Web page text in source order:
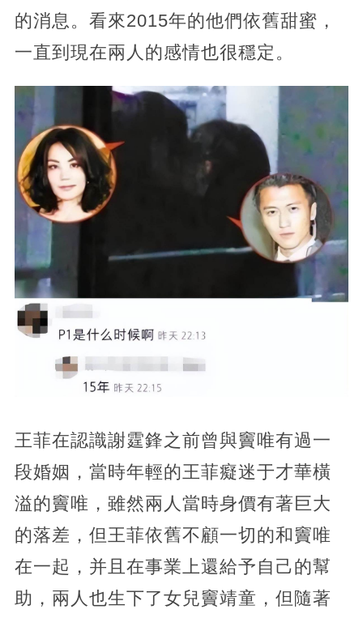
的消息。看來2015年的他們依舊甜蜜，
一直到現在兩人的感情也很穩定。
王菲在認識謝霆鋒之前曾與竇唯有過一
段婚姻，當時年輕的王菲癡迷于才華橫
溢的竇唯，雖然兩人當時身價有著巨大
的落差，但王菲依舊不顧一切的和竇唯
在一起，并且在事業上還給予自己的幫
助，兩人也生下了女兒竇靖童，但隨著